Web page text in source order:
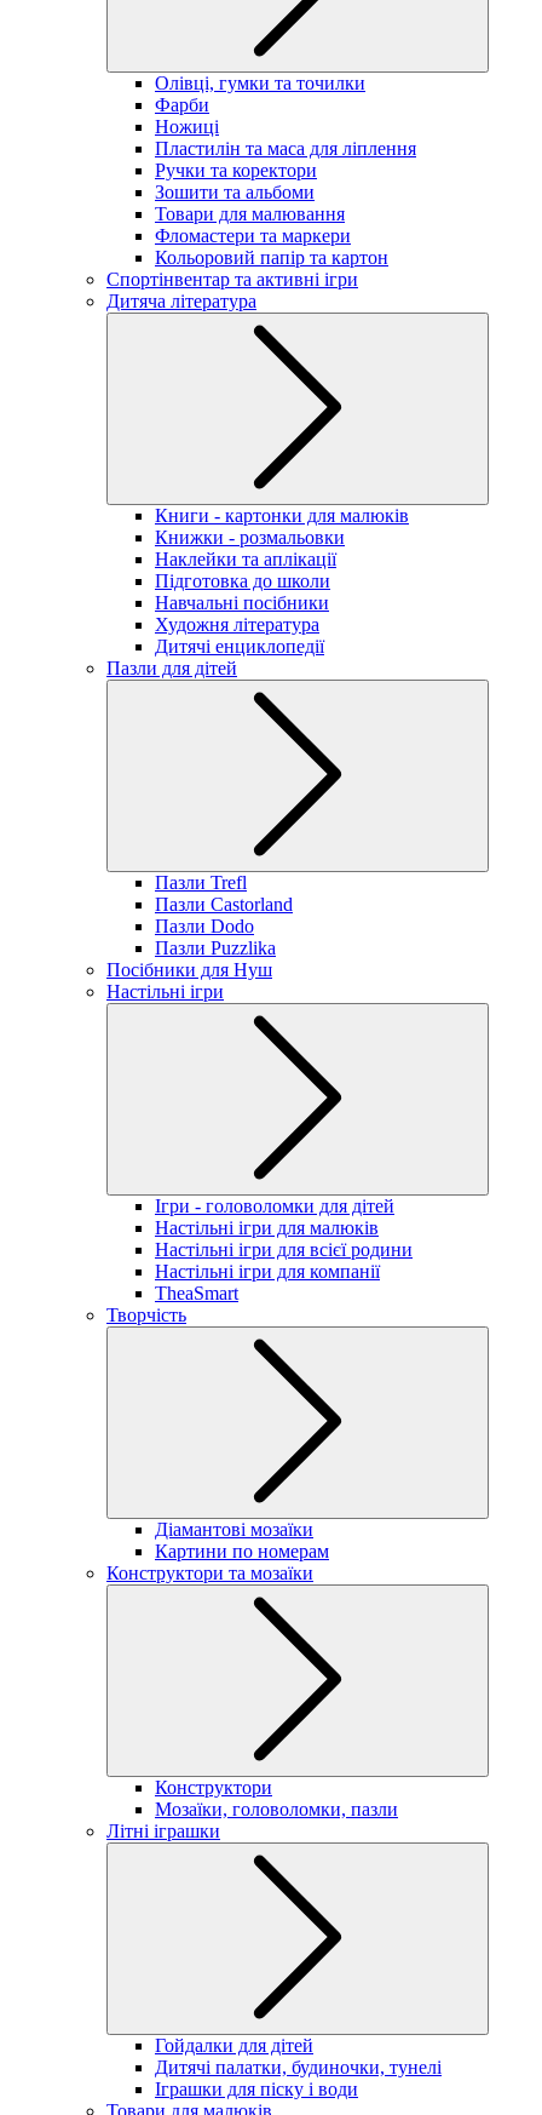
Олівці, гумки та точилки
Фарби
Ножиці
Пластилін та маса для ліплення
Ручки та коректори
Зошити та альбоми
Товари для малювання
Фломастери та маркери
Кольоровий папір та картон
Спортінвентар та активні ігри
Дитяча література
Книги - картонки для малюків
Книжки - розмальовки
Наклейки та аплікації
Підготовка до школи
Навчальні посібники
Художня література
Дитячі енциклопедії
Пазли для дітей
Пазли Trefl
Пазли Castorland
Пазли Dodo
Пазли Puzzlika
Посібники для Нуш
Настільні ігри
Ігри - головоломки для дітей
Настільні ігри для малюків
Настільні ігри для всієї родини
Настільні ігри для компанії
TheaSmart
Творчість
Діамантові мозаїки
Картини по номерам
Конструктори та мозаїки
Конструктори
Мозаїки, головоломки, пазли
Літні іграшки
Гойдалки для дітей
Дитячі палатки, будиночки, тунелі
Іграшки для піску і води
Товари для малюків